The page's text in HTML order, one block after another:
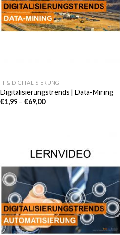
IT & DIGITALISIERUNG
Digitalisierungstrends | Data-Mining
€1,99– €69,00
Auf die
Wunschliste